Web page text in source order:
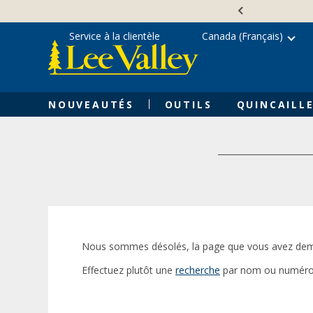
content
NOUVEAUTÉS OUTILS
Service à la clientèle Canada (Français)
Nous sommes désolés, la page que vous avez
Effectuez plutôt une recherche par nom ou